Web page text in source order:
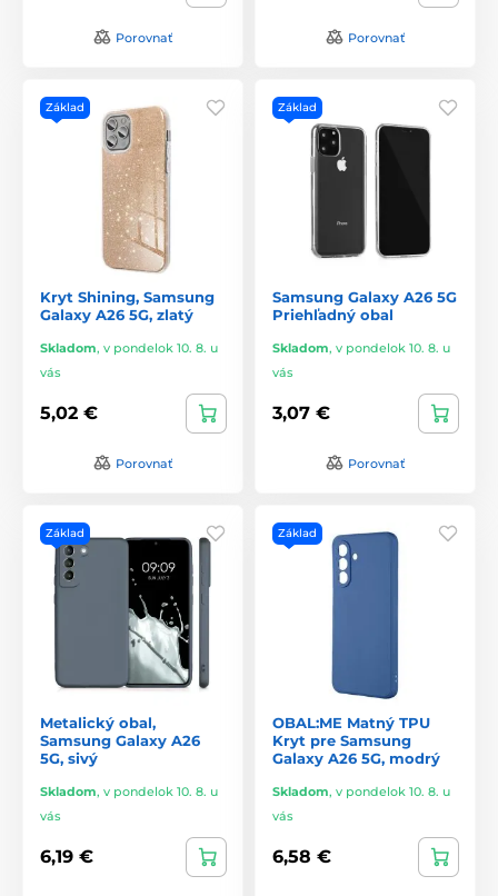
Porovnať Porovnať
Základ
Kryt Shining, Samsung
Galaxy A26 5G, zlatý
Skladom, v pondelok 10. 8. u
vás
5,02 €
Porovnať
Základ
Samsung Galaxy A26 5G
Priehľadný obal
Skladom, v pondelok 10. 8. u
vás
3,07 €
Porovnať
Základ
Metalický obal,
Samsung Galaxy A26
5G, sivý
Skladom, v pondelok 10. 8. u
vás
6,19 €
Základ
OBAL:ME Matný TPU
Kryt pre Samsung
Galaxy A26 5G, modrý
Skladom, v pondelok 10. 8. u
vás
6,58 €